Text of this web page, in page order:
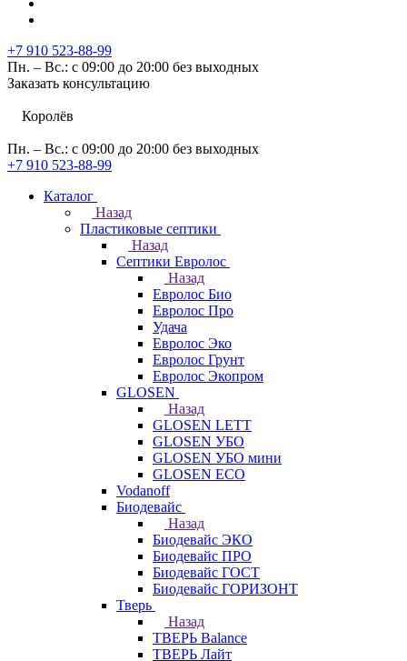
+7 910 523-88-99
Пн. – Вс.: с 09:00 до 20:00 без выходных
Заказать консультацию
Королёв
Пн. – Вс.: с 09:00 до 20:00 без выходных
+7 910 523-88-99
Каталог
Назад
Пластиковые септики
Назад
Септики Евролос
Назад
Евролос Био
Евролос Про
Удача
Евролос Эко
Евролос Грунт
Евролос Экопром
GLOSEN
Назад
GLOSEN LETT
GLOSEN УБО
GLOSEN УБО мини
GLOSEN ECO
Vodanoff
Биодевайс
Назад
Биодевайс ЭКО
Биодевайс ПРО
Биодевайс ГОСТ
Биодевайс ГОРИЗОНТ
Тверь
Назад
ТВЕРЬ Balance
ТВЕРЬ Лайт